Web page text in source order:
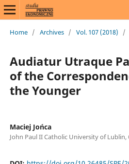
Home / Archives / Vol. 107 (2018) /
Audiatur Utraque
of the
the Younger
Maciej Jońca
John Paul II Catholic University of Lublin,